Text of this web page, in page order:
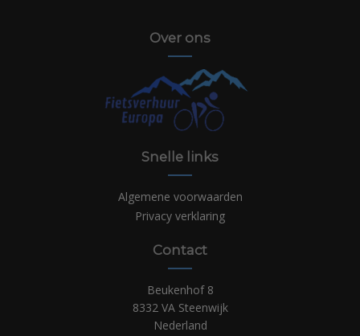
Over ons
Snelle links
Algemene voorwaarden
Privacy verklaring
Contact
Beukenhof 8
8332 VA Steenwijk
Nederland